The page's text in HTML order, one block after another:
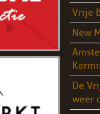
Vrije
New
De
weer